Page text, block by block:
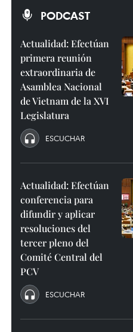
PODCAST
Actualidad: Efectúan
primera reunión
extraordinaria de
Asamblea Nacional
de Vietnam de la XVI
Legislatura
ESCUCHAR
Actualidad: Efectúan
conferencia para
difundir y aplicar
resoluciones del
tercer pleno del
Comité Central del
PCV
ESCUCHAR